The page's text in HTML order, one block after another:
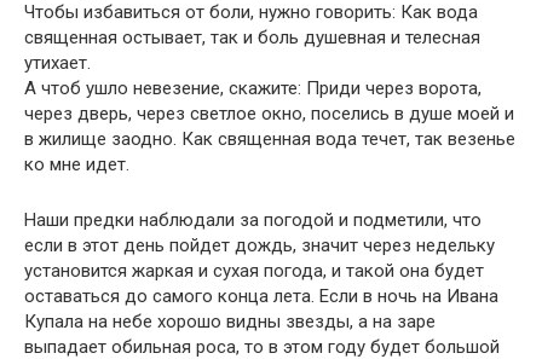
Чтобы избавиться от боли, нужно говорить: Как вода
священная остывает, так и боль душевная и телесная
утихает.
А чтоб ушло невезение, скажите: Приди через ворота,
через дверь, через светлое окно, поселись в душе моей и
в жилище заодно. Как священная вода течет, так везенье
ко мне идет.
Наши предки наблюдали за погодой и подметили, что
если в этот день пойдет дождь, значит через недельку
установится жаркая и сухая погода, и такой она будет
оставаться до самого конца лета. Если в ночь на Ивана
Купала на небе хорошо видны звезды, а на заре
выпадает обильная роса, то в этом году будет большой